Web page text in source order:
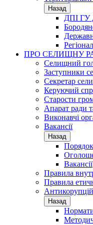
Назад
ДПІ ГУ
ПРО СЕЛИЩНУ
Селищний
Заступники
Секретар
Керуючий
Старости
Апарат ради
Виконавчі
Вакансії
Назад
Вакансії
Правила
Правила
Назад